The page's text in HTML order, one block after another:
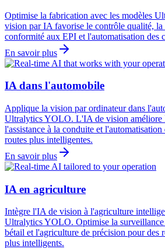
Optimise la fabrication avec les modèles
vision par IA favorise le contrôle qualité, la
conformité aux EPI et l'automatisation des
En savoir plus
IA dans l'automobile
Applique la vision par ordinateur dans
Ultralytics YOLO. L'IA de vision améliore
l'assistance à la conduite et
routes plus intelligentes.
En savoir plus
IA en agriculture
Intègre l'IA de vision à l'agriculture
Ultralytics YOLO. Optimise la
bétail et l'agriculture de précision pour des
plus intelligents.